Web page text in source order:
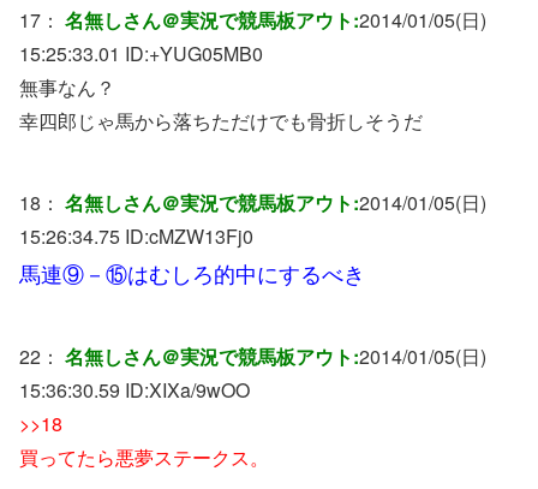
17： 名無しさん＠実況で競馬板アウト:2014/01/05(日)
15:25:33.01 ID:+YUG05MB0
無事なん？
幸四郎じゃ馬から落ちただけでも骨折しそうだ
18： 名無しさん＠実況で競馬板アウト:2014/01/05(日)
15:26:34.75 ID:cMZW13Fj0
馬連⑨－⑮はむしろ的中にするべき
22： 名無しさん＠実況で競馬板アウト:2014/01/05(日)
15:36:30.59 ID:XIXa/9wOO
>>18
買ってたら悪夢ステークス。